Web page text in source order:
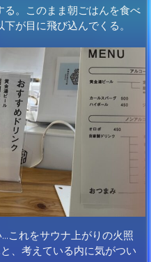
る。このまま朝ごはんを食べ
が目に飛び込んでくる。
これをサウナ上がりの火照
、考えている内に気がつい